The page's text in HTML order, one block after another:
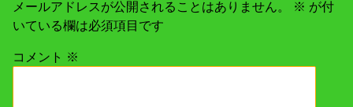
シ
ョ
メールアドレスが公開されることはありません。 ※ が付
いている欄は必須項目です
コメント ※